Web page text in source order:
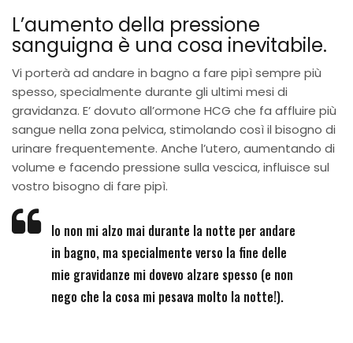
L’aumento della pressione
sanguigna è una cosa inevitabile.
Vi porterà ad andare in bagno a fare pipì sempre più
spesso, specialmente durante gli ultimi mesi di
gravidanza. E’ dovuto all’ormone HCG che fa affluire più
sangue nella zona pelvica, stimolando così il bisogno di
urinare frequentemente. Anche l’utero, aumentando di
volume e facendo pressione sulla vescica, influisce sul
vostro bisogno di fare pipì.
Io non mi alzo mai durante la notte per andare
in bagno, ma specialmente verso la fine delle
mie gravidanze mi dovevo alzare spesso (e non
nego che la cosa mi pesava molto la notte!).